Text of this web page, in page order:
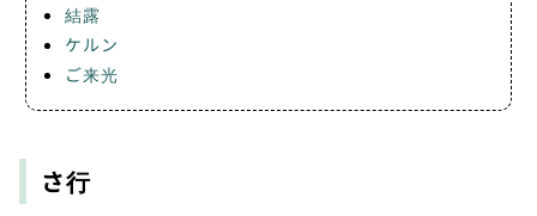
結露
ケルン
ご来光
さ行